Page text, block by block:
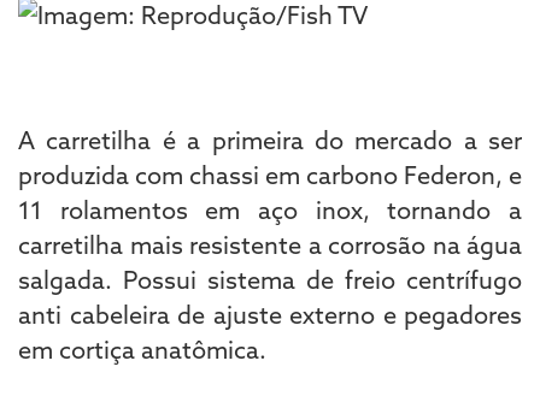
A carretilha é a primeira do mercado a ser
produzida com chassi em carbono Federon, e
11 rolamentos em aço inox, tornando a
carretilha mais resistente a corrosão na água
salgada. Possui sistema de freio centrífugo
anti cabeleira de ajuste externo e pegadores
em cortiça anatômica.